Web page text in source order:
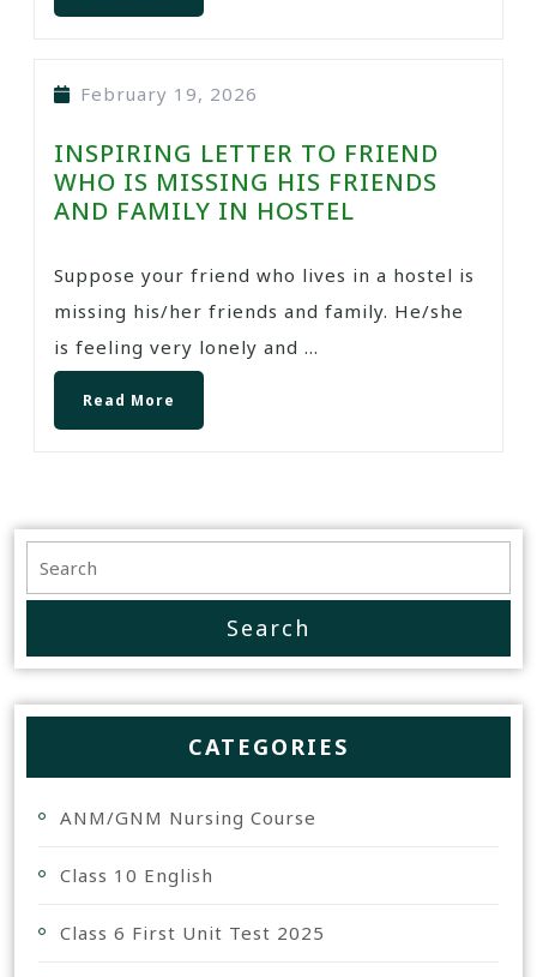
February 19, 2026
INSPIRING LETTER TO FRIEND
WHO IS MISSING HIS FRIENDS
AND FAMILY IN HOSTEL
Suppose your friend who lives in a hostel is
missing his/her friends and family. He/she
is feeling very lonely and ...
Read More
CATEGORIES
ANM/GNM Nursing Course
Class 10 English
Class 6 First Unit Test 2025